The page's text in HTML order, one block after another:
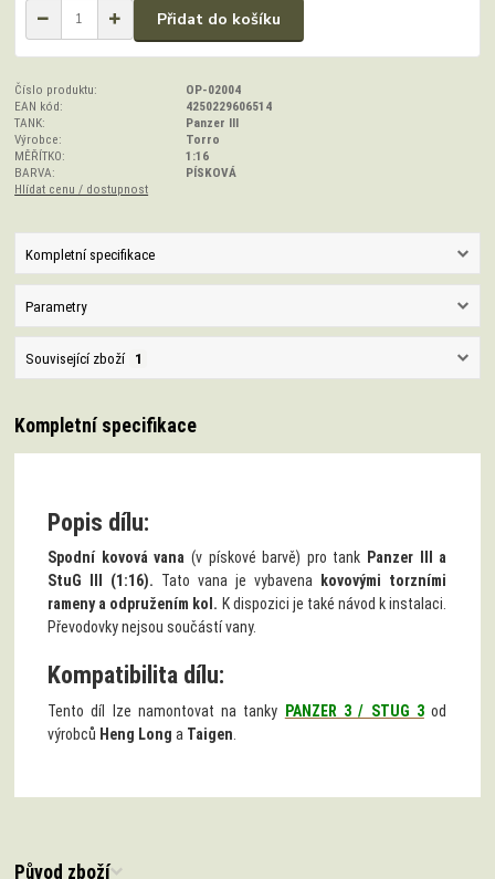
Přidat do košíku
Číslo produktu:
OP-02004
EAN kód:
4250229606514
TANK:
Panzer III
Výrobce:
Torro
MĚŘÍTKO:
1:16
BARVA:
PÍSKOVÁ
Hlídat cenu / dostupnost
Kompletní specifikace
Parametry
Související zboží 1
Kompletní specifikace
Popis dílu:
Spodní kovová vana (v pískové barvě) pro tank Panzer III a
StuG III (1:16). Tato vana je vybavena
kovovými torzními
rameny a odpružením kol. K dispozici je také návod k instalaci.
Převodovky nejsou součástí vany.
Kompatibilita dílu:
Tento díl lze namontovat na tanky PANZER 3 / STUG 3od
výrobců Heng Long a Taigen
Původ zboží